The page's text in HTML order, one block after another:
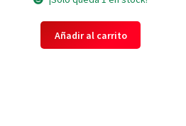
Añadir al carrito